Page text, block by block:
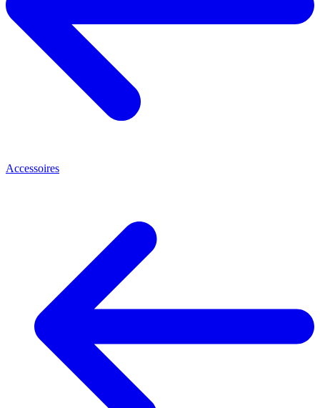
Accessoires